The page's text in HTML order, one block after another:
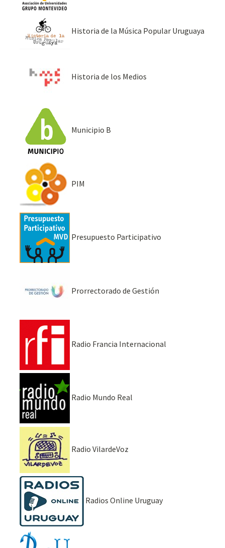
Historia de la Música Popular Uruguaya
Historia de los Medios
Municipio B
PIM
Presupuesto Participativo
Prorrectorado de Gestión
Radio Francia Internacional
Radio Mundo Real
Radio VilardeVoz
Radios Online Uruguay